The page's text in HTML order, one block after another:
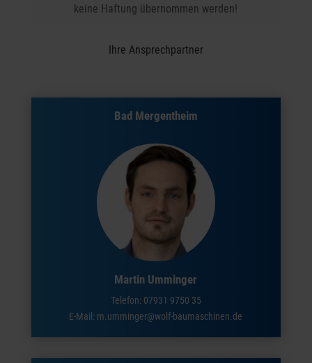
keine Haftung übernommen werden!
Ihre Ansprechpartner
Bad Mergentheim
Martin Umminger
Telefon: 07931 9750 35
E-Mail: m.umminger@wolf-baumaschinen.de